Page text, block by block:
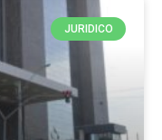
JURIDICO